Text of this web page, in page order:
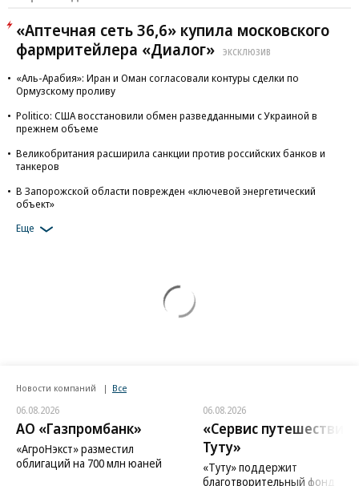
«Аптечная сеть 36,6» купила московского
фармритейлера «Диалог»
ЭКСКЛЮЗИВ
«Аль-Арабия»: Иран и Оман согласовали контуры сделки по
Ормузскому проливу
Politico: США восстановили обмен разведданными с Украиной в
прежнем объеме
Великобритания расширила санкции против российских банков и
танкеров
В Запорожской области поврежден «ключевой энергетический
объект»
Еще
Новости компаний Все
06.08.2026
АО «Газпромбанк»
«АгроНэкст» разместил
облигаций на 700 млн юаней
06.08.2026
«Сервис путешествий
Туту»
«Туту» поддержит
благотворительный фонд